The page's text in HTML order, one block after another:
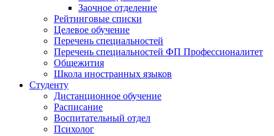
Заочное отделение
Рейтинговые списки
Целевое обучение
Перечень специальностей
Перечень специальностей ФП Профессионалитет
Общежития
Школа иностранных языков
Студенту
Дистанционное обучение
Расписание
Воспитательный отдел
Психолог